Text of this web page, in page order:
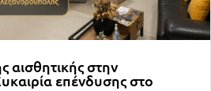
αισθητικής στην
επένδυσης στο